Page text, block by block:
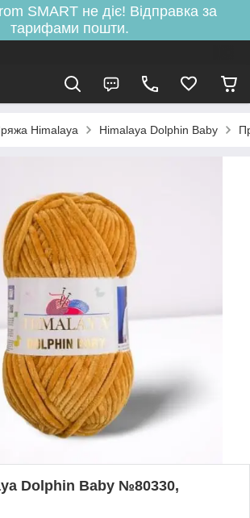
SMART не діє! Відправка за
тарифами пошти.
Himalaya Himalaya Dolphin Baby
Dolphin Baby №80330,